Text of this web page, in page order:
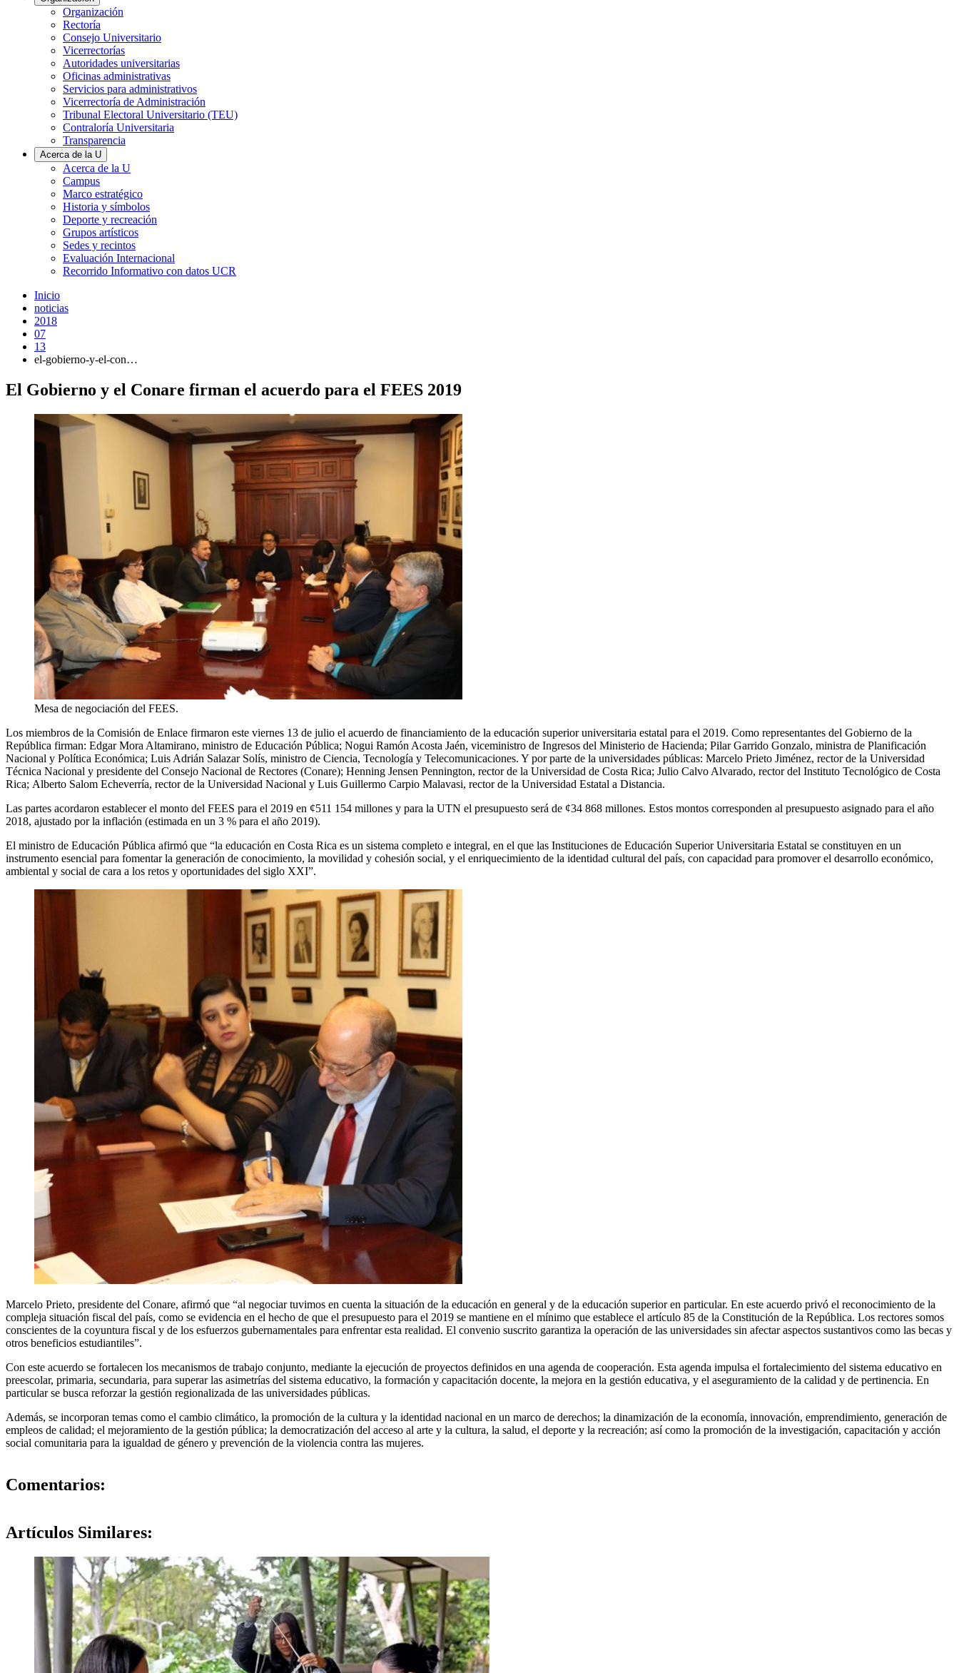
Organización
Rectoría
Consejo Universitario
Vicerrectorías
Autoridades universitarias
Oficinas administrativas
Servicios para administrativos
Vicerrectoría de Administración
Tribunal Electoral Universitario (TEU)
Contraloría Universitaria
Transparencia
Acerca de la U
Acerca de la U
Campus
Marco estratégico
Historia y símbolos
Deporte y recreación
Grupos artísticos
Sedes y recintos
Evaluación Internacional
Recorrido Informativo con datos UCR
Inicio
noticias
2018
07
13
el-gobierno-y-el-con…
El Gobierno y el Conare firman el acuerdo para el FEES 2019
Mesa de negociación del FEES.
Los miembros de la Comisión de Enlace firmaron este viernes 13 de julio el acuerdo de financiamiento de la educación superior universitaria estatal para el 2019. Como representantes del Gobierno de la
República firman: Edgar Mora Altamirano, ministro de Educación Pública; Nogui Ramón Acosta Jaén, viceministro de Ingresos del Ministerio de Hacienda; Pilar Garrido Gonzalo, ministra de Planificación
Nacional y Política Económica; Luis Adrián Salazar Solís, ministro de Ciencia, Tecnología y Telecomunicaciones. Y por parte de la universidades públicas: Marcelo Prieto Jiménez, rector de la Universidad
Técnica Nacional y presidente del Consejo Nacional de Rectores (Conare); Henning Jensen Pennington, rector de la Universidad de Costa Rica; Julio Calvo Alvarado, rector del Instituto Tecnológico de Costa
Rica; Alberto Salom Echeverría, rector de la Universidad Nacional y Luis Guillermo Carpio Malavasi, rector de la Universidad Estatal a Distancia.
Las partes acordaron establecer el monto del FEES para el 2019 en ¢511 154 millones y para la UTN el presupuesto será de ¢34 868 millones. Estos montos corresponden al presupuesto asignado para el año
2018, ajustado por la inflación (estimada en un 3 % para el año 2019).
El ministro de Educación Pública afirmó que “la educación en Costa Rica es un sistema completo e integral, en el que las Instituciones de Educación Superior Universitaria Estatal se constituyen en un
instrumento esencial para fomentar la generación de conocimiento, la movilidad y cohesión social, y el enriquecimiento de la identidad cultural del país, con capacidad para promover el desarrollo económico,
ambiental y social de cara a los retos y oportunidades del siglo XXI”.
Marcelo Prieto, presidente del Conare, afirmó que “al negociar tuvimos en cuenta la situación de la educación en general y de la educación superior en particular. En este acuerdo privó el reconocimiento de la
compleja situación fiscal del país, como se evidencia en el hecho de que el presupuesto para el 2019 se mantiene en el mínimo que establece el artículo 85 de la Constitución de la República. Los rectores somos
conscientes de la coyuntura fiscal y de los esfuerzos gubernamentales para enfrentar esta realidad. El convenio suscrito garantiza la operación de las universidades sin afectar aspectos sustantivos como las becas y
otros beneficios estudiantiles”.
Con este acuerdo se fortalecen los mecanismos de trabajo conjunto, mediante la ejecución de proyectos definidos en una agenda de cooperación. Esta agenda impulsa el fortalecimiento del sistema educativo en
preescolar, primaria, secundaria, para superar las asimetrías del sistema educativo, la formación y capacitación docente, la mejora en la gestión educativa, y el aseguramiento de la calidad y de pertinencia. En
particular se busca reforzar la gestión regionalizada de las universidades públicas.
Además, se incorporan temas como el cambio climático, la promoción de la cultura y la identidad nacional en un marco de derechos; la dinamización de la economía, innovación, emprendimiento, generación de
empleos de calidad; el mejoramiento de la gestión pública; la democratización del acceso al arte y la cultura, la salud, el deporte y la recreación; así como la promoción de la investigación, capacitación y acción
social comunitaria para la igualdad de género y prevención de la violencia contra las mujeres.
Comentarios:
Artículos Similares: